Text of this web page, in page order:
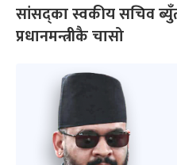
सांसद्का स्वकीय सचिव
प्रधानमन्त्रीकै चासो